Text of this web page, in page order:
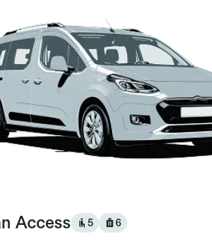
Access 5 6